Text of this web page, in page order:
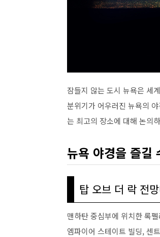
잠들지 않는 도시 뉴욕은 세
분위기가 어우러진 뉴욕의
는 최고의 장소에 대해 논의
뉴욕 야경을 즐길
탑 오브 더 락 전
맨하탄 중심부에 위치한 록
엠파이어 스테이트 빌딩, 센